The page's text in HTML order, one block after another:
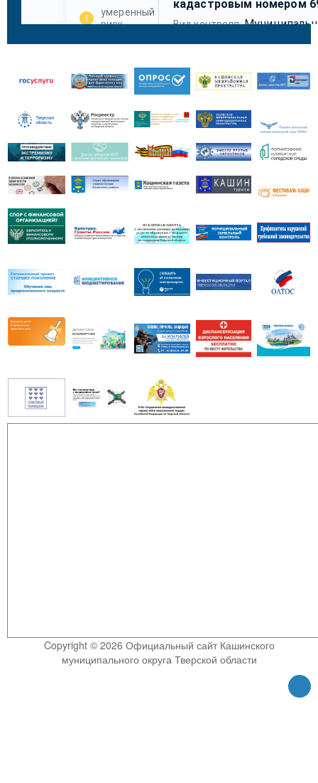
Copyright © 2026 Официальный сайт Кашинского
муниципального округа Тверской области